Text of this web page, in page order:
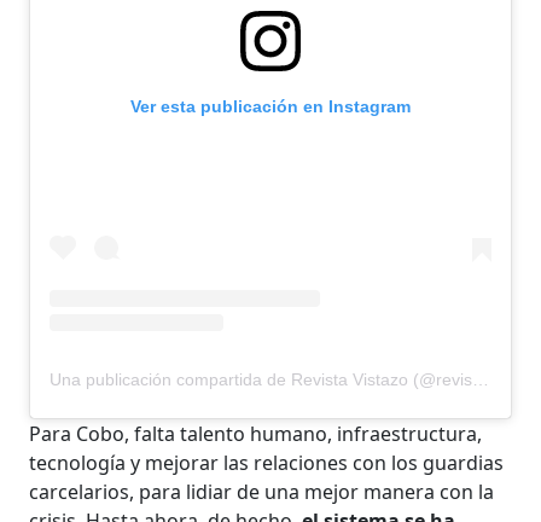
Ver esta publicación en Instagram
Para Cobo, falta talento humano, infraestructura,
tecnología y mejorar las relaciones con los guardias
carcelarios, para lidiar de una mejor manera con la